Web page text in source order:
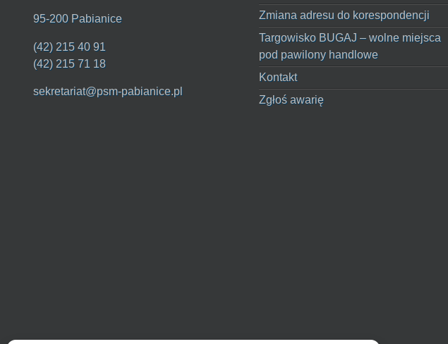
95-200 Pabianice
(42) 215 40 91
(42) 215 71 18
sekretariat@psm-pabianice.pl
Zmiana adresu do korespondencji
Targowisko BUGAJ – wolne miejsca
pod pawilony handlowe
Kontakt
Zgłoś awarię